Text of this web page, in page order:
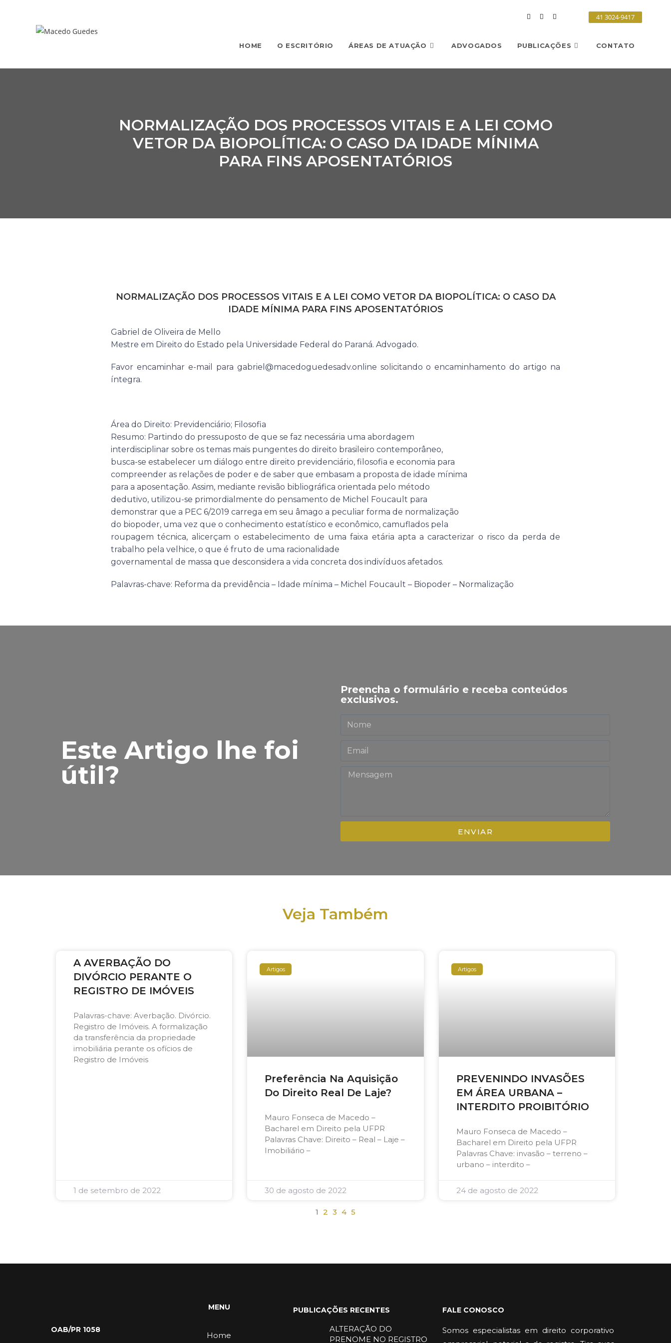
41 3024-9417
HOME O ESCRITÓRIO ÁREAS DE ATUAÇÃO ADVOGADOS PUBLICAÇÕES CONTATO
NORMALIZAÇÃO DOS PROCESSOS VITAIS E A LEI COMO
VETOR DA BIOPOLÍTICA: O CASO DA IDADE MÍNIMA
PARA FINS APOSENTATÓRIOS
NORMALIZAÇÃO DOS PROCESSOS VITAIS E A LEI COMO VETOR DA BIOPOLÍTICA: O CASO DA
IDADE MÍNIMA PARA FINS APOSENTATÓRIOS
Gabriel de Oliveira de Mello
Mestre em Direito do Estado pela Universidade Federal do Paraná. Advogado.
Favor encaminhar e-mail para gabriel@macedoguedesadv.online solicitando o encaminhamento do artigo na
íntegra.
Área do Direito: Previdenciário; Filosofia
Resumo: Partindo do pressuposto de que se faz necessária uma abordagem
interdisciplinar sobre os temas mais pungentes do direito brasileiro contemporâneo,
busca-se estabelecer um diálogo entre direito previdenciário, filosofia e economia para
compreender as relações de poder e de saber que embasam a proposta de idade mínima
para a aposentação. Assim, mediante revisão bibliográfica orientada pelo método
dedutivo, utilizou-se primordialmente do pensamento de Michel Foucault para
demonstrar que a PEC 6/2019 carrega em seu âmago a peculiar forma de normalização
do biopoder, uma vez que o conhecimento estatístico e econômico, camuflados pela
roupagem técnica, alicerçam o estabelecimento de uma faixa etária apta a caracterizar o risco da perda de
trabalho pela velhice, o que é fruto de uma racionalidade
governamental de massa que desconsidera a vida concreta dos indivíduos afetados.
Palavras-chave: Reforma da previdência – Idade mínima – Michel Foucault – Biopoder – Normalização
Este Artigo lhe foi
útil?
Preencha o formulário e receba conteúdos
exclusivos.
ENVIAR
Veja Também
A AVERBAÇÃO DO
DIVÓRCIO PERANTE O
REGISTRO DE IMÓVEIS
Palavras-chave: Averbação. Divórcio.
Registro de Imóveis. A formalização
da transferência da propriedade
imobiliária perante os ofícios de
Registro de Imóveis
1 de setembro de 2022
Artigos
Preferência Na Aquisição
Do Direito Real De Laje?
Mauro Fonseca de Macedo –
Bacharel em Direito pela UFPR
Palavras Chave: Direito – Real – Laje –
Imobiliário –
30 de agosto de 2022
Artigos
PREVENINDO INVASÕES
EM ÁREA URBANA –
INTERDITO PROIBITÓRIO
Mauro Fonseca de Macedo –
Bacharel em Direito pela UFPR
Palavras Chave: invasão – terreno –
urbano – interdito –
24 de agosto de 2022
1 2 3 4 5
OAB/PR 1058
MENU
Home
PUBLICAÇÕES RECENTES
ALTERAÇÃO DO
PRENOME NO REGISTRO
FALE CONOSCO
Somos especialistas em direito corporativo